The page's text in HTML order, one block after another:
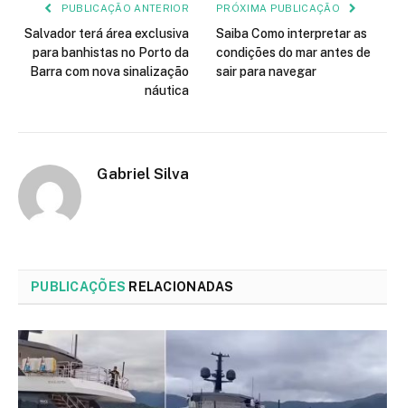
PUBLICAÇÃO ANTERIOR
Salvador terá área exclusiva
para banhistas no Porto da
Barra com nova sinalização
náutica
PRÓXIMA PUBLICAÇÃO
Saiba Como interpretar as
condições do mar antes de
sair para navegar
Gabriel Silva
PUBLICAÇÕES RELACIONADAS